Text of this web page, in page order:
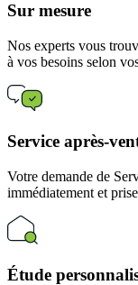
Sur mesure
Nos experts vous
à vos besoins selon
Service après-
Votre demande de
immédiatement et
Étude